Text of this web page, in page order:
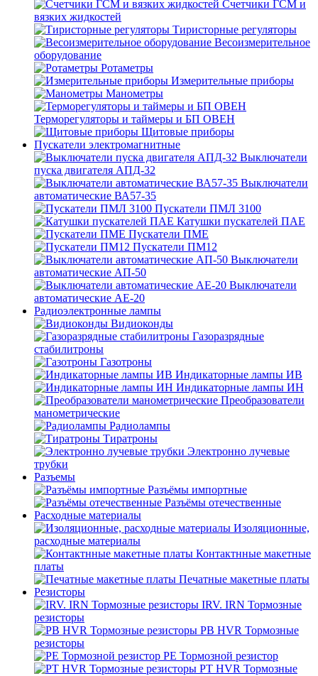
Счетчики ГСМ и
вязких жидкостей
Тиристорные регуляторы
Весоизмерительное
оборудование
Ротаметры
Измерительные приборы
Манометры
Терморегуляторы и таймеры и БП ОВЕН
Щитовые приборы
Пускатели электромагнитные
Выключатели
пуска двигателя АПД-32
Выключатели
автоматические ВА57-35
Пускатели ПМЛ 3100
Катушки пускателей ПАЕ
Пускатели ПМЕ
Пускатели ПМ12
Выключатели
автоматические АП-50
Выключатели
автоматические АЕ-20
Радиоэлектронные лампы
Видиоконды
Газоразрядные
стабилитроны
Газотроны
Индикаторные лампы ИВ
Индикаторные лампы ИН
Преобразователи
манометрические
Радиолампы
Тиратроны
Электронно лучевые
трубки
Разъемы
Разъёмы импортные
Разъёмы отечественные
Расходные материалы
Изоляционные,
расходные материалы
Контактнные макетные
платы
Печатные макетные платы
Резисторы
IRV. IRN Тормозные
резисторы
PB HVR Тормозные
резисторы
PE Тормозной резистор
PT HVR Тормозные